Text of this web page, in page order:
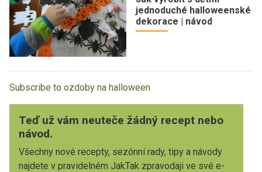
jednoduché halloweenské
dekorace | návod
Subscribe to ozdoby na halloween
Teď už vám neuteče žádný recept nebo
návod.
Všechny nové recepty, sezónní rady, tipy a návody
najdete v pravidelném JakTak zpravodaji ve své e-